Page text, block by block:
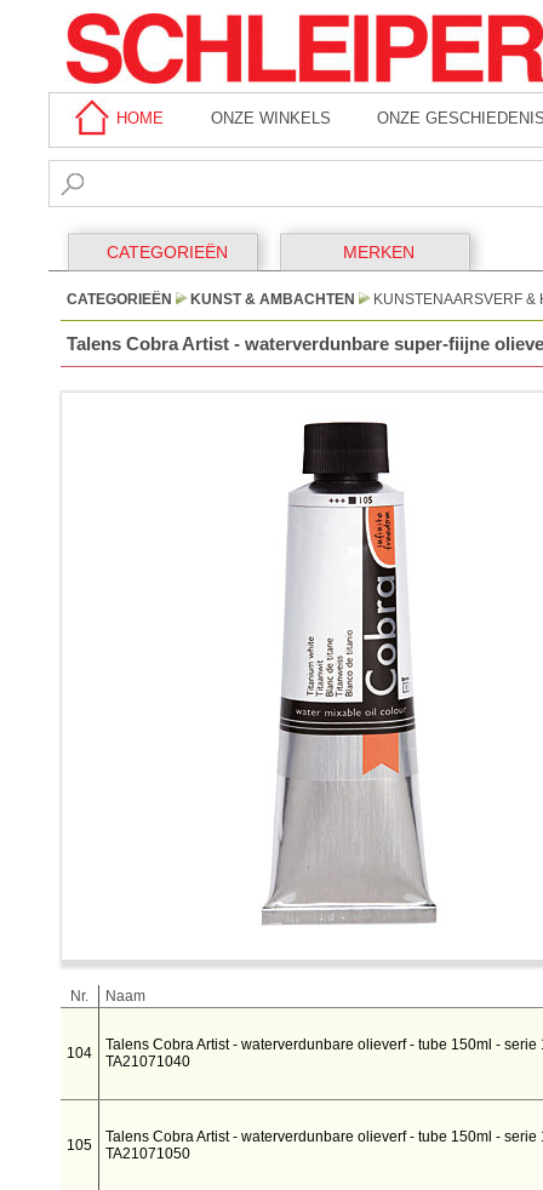
HOME ONZE WINKELS ONZE
CATEGORIEËN MERKEN
CATEGORIEËN KUNST & AMBACHTEN KUNSTENAARSVERF &
Talens Cobra Artist - waterverdunbare super-fiijne
nr. naam
104
Talens Cobra Artist - waterverdunbare olieverf - tube 150ml - serie
TA21071040
105
Talens Cobra Artist - waterverdunbare olieverf - tube 150ml - serie
TA21071050